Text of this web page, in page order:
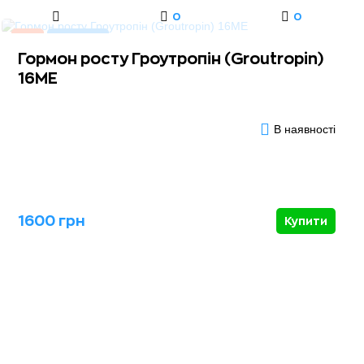
Акція Хіт продажів
0 0
Гормон росту Гроутропін (Groutropin)
16МЕ
В наявності
1600 грн Купити